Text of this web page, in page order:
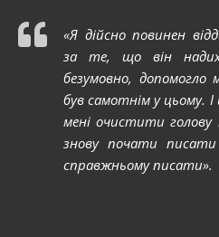
«Я дійсно повинен
за те, що він
безумовно,
був самотнім у цьому.
мені очистити голову
знову почати
справжньому писати».